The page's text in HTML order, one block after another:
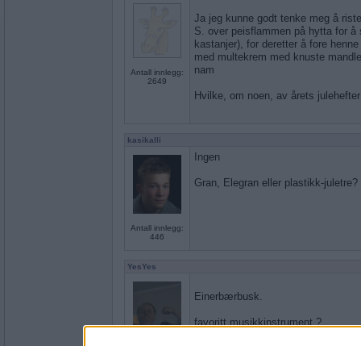
Antall innlegg:
2649
Ja jeg kunne godt tenke meg å
S. over peisflammen på hytta for
kastanjer), for deretter å fore
med multekrem med knuste
nam
Hvilke, om noen, av årets
kasikalli
Antall innlegg:
446
Ingen
Gran, Elegran eller plastikk-juletre?
YesYes
Einerbærbusk.
favoritt musikkinstrument ?